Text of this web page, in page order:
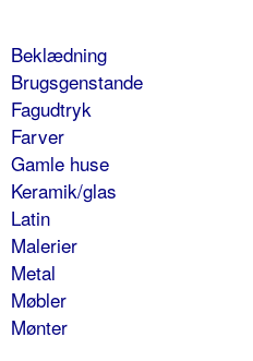
Beklædning
Brugsgenstande
Fagudtryk
Farver
Gamle huse
Keramik/glas
Latin
Malerier
Metal
Møbler
Mønter